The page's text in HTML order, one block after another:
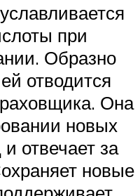
при
Образно
отводится
Она
новых
отвечает за
новые